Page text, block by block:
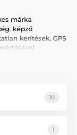
márka
képző
kerítések, GPS
elektronikus
A Num´Axes
igényeire. A
és EYENIMAL.
10
1